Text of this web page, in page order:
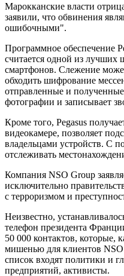
Марокканские власти
заявили, что обвинения
ошибочными".
Программное обеспечение
считается одной из
смартфонов. Слежение
обходить шифрование
отправленные и
фотографии и записывает
Кроме того, Pegasus
видеокамере, позволяет
владельцами устройств. С
отслеживать
Компания NSO Group
исключительно
с терроризмом и
Неизвестно,
телефон президента
50 000 контактов, которые,
мишенью для клиентов NSO
список входят политики и
предприятий, активисты.